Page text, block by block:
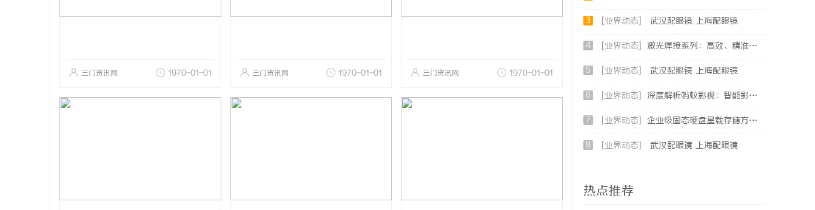
三门资讯网 1970-01-01 三门资讯网 1970-01-01 三门资讯网 1970-01-01
3 [业界动态] 武汉配眼镜 上海配眼镜
4 [业界动态] 激光焊接系列：高效、精准及环保的制造解决方案
5 [业界动态] 武汉配眼镜 上海配眼镜
6 [业界动态] 深度解析蚂蚁影视：智能影视平台的未来趋势与优势
7 [业界动态] 企业级固态硬盘星载存储方案选购指南
8 [业界动态] 武汉配眼镜 上海配眼镜
热点推荐